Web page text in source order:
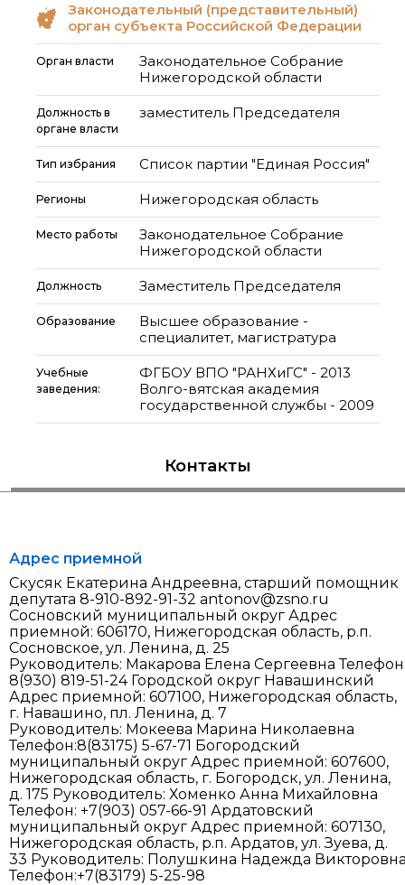
Законодательный (представительный)
орган субъекта Российской Федерации
Орган власти
Законодательное Собрание
Нижегородской области
Должность в
органе власти
заместитель Председателя
Тип избрания Список партии "Единая Россия"
Регионы Нижегородская область
Место работы
Законодательное Собрание
Нижегородской области
Должность Заместитель Председателя
Образование
Высшее образование -
специалитет, магистратура
Учебные
заведения:
ФГБОУ ВПО "РАНХиГС" - 2013
Волго-вятская академия
государственной службы - 2009
Контакты
Адрес приемной
Скусяк Екатерина Андреевна, старший помощник
депутата 8-910-892-91-32 antonov@zsno.ru
Сосновский муниципальный округ Адрес
приемной: 606170, Нижегородская область, р.п.
Сосновское, ул. Ленина, д. 25
Руководитель: Макарова Елена Сергеевна
8(930) 819-51-24 Городской округ Навашинский
Адрес приемной: 607100, Нижегородская область,
г. Навашино, пл. Ленина, д. 7
Руководитель: Мокеева Марина Николаевна
Телефон:8(83175) 5-67-71 Богородский
муниципальный округ Адрес приемной: 607600,
Нижегородская область, г. Богородск, ул. Ленина,
д. 175 Руководитель: Хоменко Анна Михайловна
Телефон: +7(903) 057-66-91 Ардатовский
муниципальный округ Адрес приемной: 607130,
Нижегородская область, р.п. Ардатов, ул. Зуева, д.
33 Руководитель: Полушкина Надежда
Телефон:+7(83179) 5-25-98